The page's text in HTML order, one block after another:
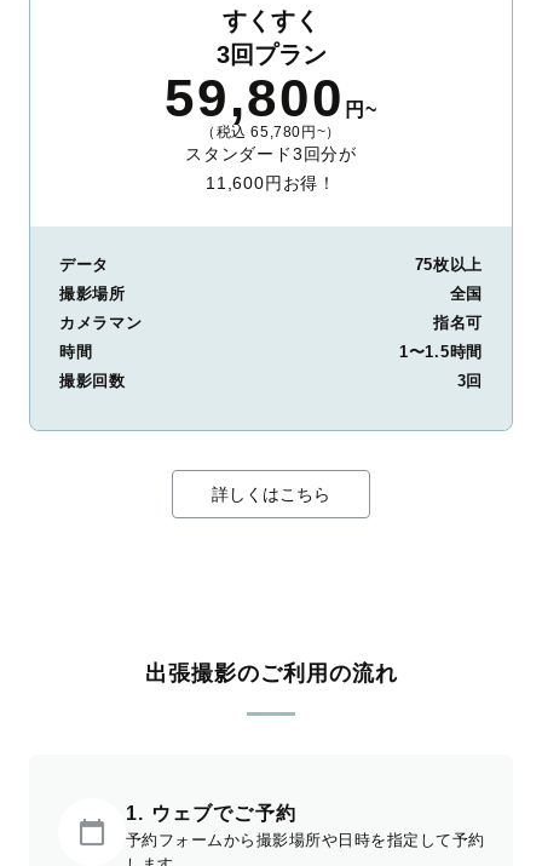
すくすく
3回プラン
59,800 円~
（税込 65,780円~）
スタンダード3回分が
11,600円お得！
データ
75枚以上
撮影場所
全国
カメラマン
指名可
時間
1〜1.5時間
撮影回数
3回
詳しくはこちら
出張撮影のご利用の流れ
1. ウェブでご予約
予約フォームから撮影場所や日時を指定して予約